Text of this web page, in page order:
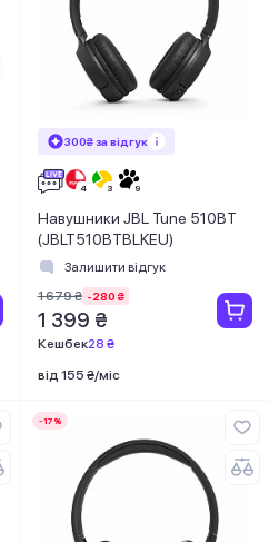
300₴ за відгук
Навушники JBL Tune 510BT
(JBLT510BTBLKEU)
Залишити відгук
1 679 ₴ -280 ₴
1 399 ₴
Кешбек28 ₴
від 155 ₴/міс
-17%